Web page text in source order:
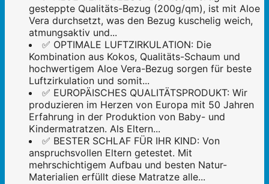
gesteppte Qualitäts-Bezug (200g/qm), ist mit Aloe
Vera durchsetzt, was den Bezug kuschelig weich,
atmungsaktiv und...
✅ OPTIMALE LUFTZIRKULATION: Die
Kombination aus Kokos, Qualitäts-Schaum und
hochwertigem Aloe Vera-Bezug sorgen für beste
Luftzirkulation und somit...
✅ EUROPÄISCHES QUALITÄTSPRODUKT: Wir
produzieren im Herzen von Europa mit 50 Jahren
Erfahrung in der Produktion von Baby- und
Kindermatratzen. Als Eltern...
✅ BESTER SCHLAF FÜR IHR KIND: Von
anspruchsvollen Eltern getestet. Mit
mehrschichtigem Aufbau und besten Natur-
Materialien erfüllt diese Matratze alle...